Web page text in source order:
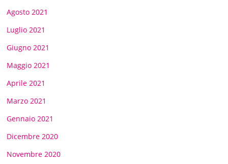
Agosto 2021
Luglio 2021
Giugno 2021
Maggio 2021
Aprile 2021
Marzo 2021
Gennaio 2021
Dicembre 2020
Novembre 2020